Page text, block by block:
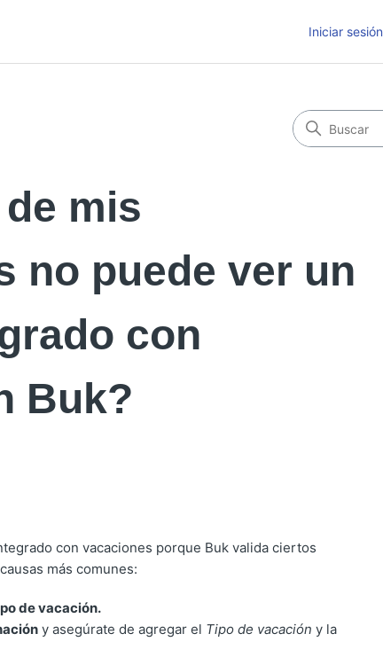
Iniciar sesión
mis
no puede ver un
con
Buk?
con vacaciones porque Buk valida ciertos
más comunes:
de vacación.
y asegúrate de agregar el Tipo de vacación y la